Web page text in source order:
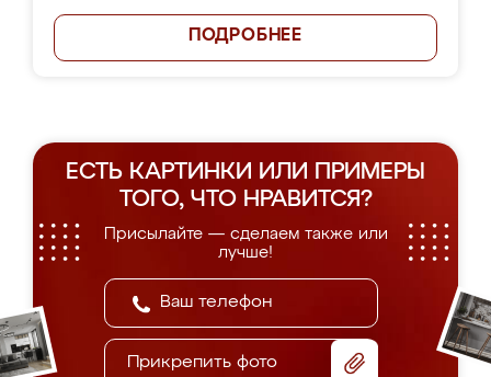
ПОДРОБНЕЕ
ЕСТЬ КАРТИНКИ ИЛИ ПРИМЕРЫ
ТОГО, ЧТО НРАВИТСЯ?
Присылайте — сделаем также или
лучше!
Прикрепить фото